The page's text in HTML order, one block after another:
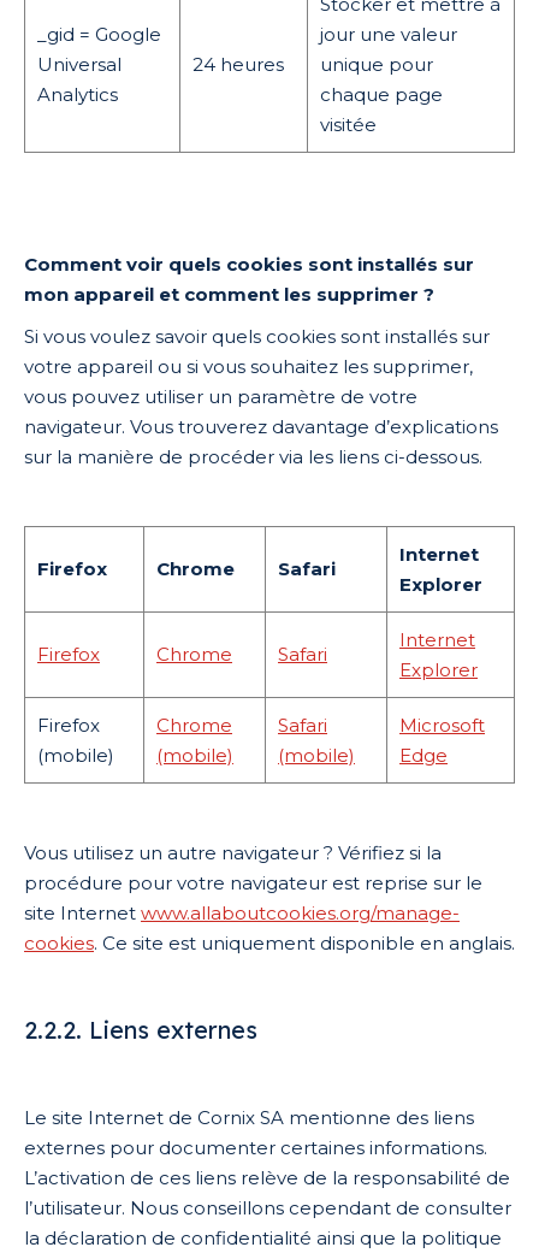
_gid = Google
Universal
Analytics
24 heures
jour une valeur
unique pour
chaque page
visitée
Comment voir quels cookies sont installés sur
mon appareil et comment les supprimer ?
Si vous voulez savoir quels cookies sont installés sur
votre appareil ou si vous souhaitez les supprimer,
vous pouvez utiliser un paramètre de votre
navigateur. Vous trouverez davantage d’explications
sur la manière de procéder via les liens ci-dessous.
Firefox Chrome Safari
Internet
Explorer
Firefox Chrome Safari
Internet
Explorer
Firefox
(mobile)
Chrome
(mobile)
Safari
(mobile)
Microsoft
Edge
Vous utilisez un autre navigateur ? Vérifiez si la
procédure pour votre navigateur est reprise sur le
site Internet www.allaboutcookies.org/manage-
cookies. Ce site est uniquement disponible en anglais.
2.2.2. Liens externes
Le site Internet de Cornix SA mentionne des liens
externes pour documenter certaines informations.
L’activation de ces liens relève de la responsabilité de
l’utilisateur. Nous conseillons cependant de consulter
la déclaration de confidentialité ainsi que la politique